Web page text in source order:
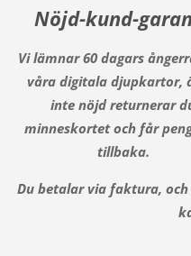
Nöjd-kund-
Vi lämnar 60 dagars
våra digitala djupkartor,
inte nöjd returnerar
minneskortet och får
tillbaka.
Du betalar via faktura,